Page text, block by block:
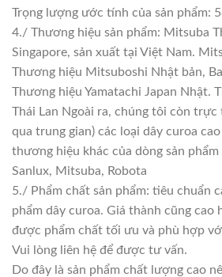
Trọng lượng ước tính của sản phẩm:
4./ Thương hiệu sản phẩm: Mitsuba
Singapore, sản xuất tại Việt Nam.
Thương hiệu Mitsuboshi Nhật bản,
Thương hiệu Yamatachi Japan Nhật.
Thái Lan Ngoài ra, chúng tôi còn trực
qua trung gian) các loại dây curoa
thương hiệu khác của dòng sản
Sanlux, Mitsuba, Robota
5./ Phẩm chất sản phẩm: tiêu chuẩn
phẩm dây curoa. Giá thành cũng cao
được phẩm chất tối ưu và phù hợp
Vui lòng liên hệ để được tư vấn.
Do đây là sản phẩm chất lượng cao